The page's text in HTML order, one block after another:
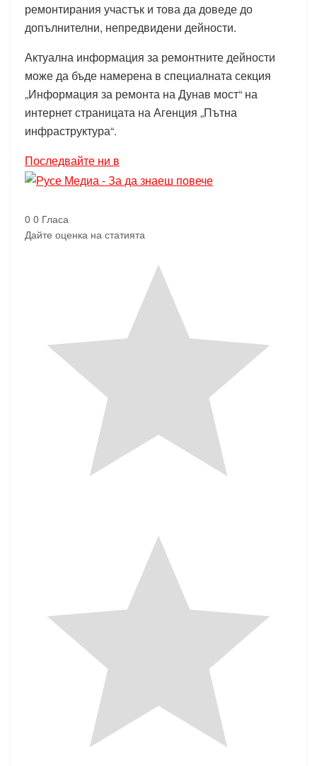
ремонтирания участък и това да доведе до
допълнителни, непредвидени дейности.
Актуална информация за ремонтните дейности
може да бъде намерена в специалната секция
„Информация за ремонта на Дунав мост“ на
интернет страницата на Агенция „Пътна
инфраструктура“.
Последвайте ни в
0 0 Гласа
Дайте оценка на статията